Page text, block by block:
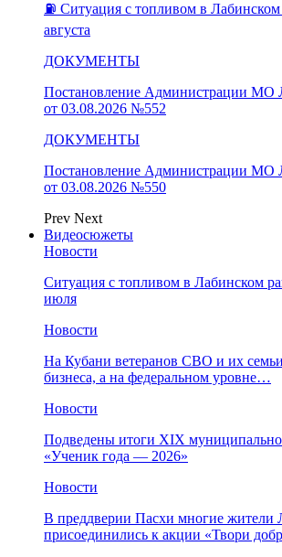
⛽️ Ситуация с топливом в
августа
ДОКУМЕНТЫ
Постановление Администрации МО
от 03.08.2026 №552
ДОКУМЕНТЫ
Постановление Администрации МО
от 03.08.2026 №550
Prev Next
Видеосюжеты
Новости
Ситуация с топливом в Лабинском
июля
Новости
На Кубани ветеранов СВО и их
бизнеса, а на федеральном уровне…
Новости
Подведены итоги XIX
«Ученик года — 2026»
Новости
В преддверии Пасхи многие жители
присоединились к акции «Твори